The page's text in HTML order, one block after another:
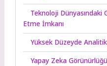
Teknoloji Dünyasındaki
Etme İmkanı
Yüksek Düzeyde
Yapay Zeka